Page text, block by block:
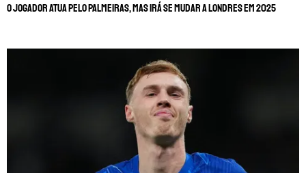
O jogador atua pelo Palmeiras, mas irá se mudar a Londres em 2025